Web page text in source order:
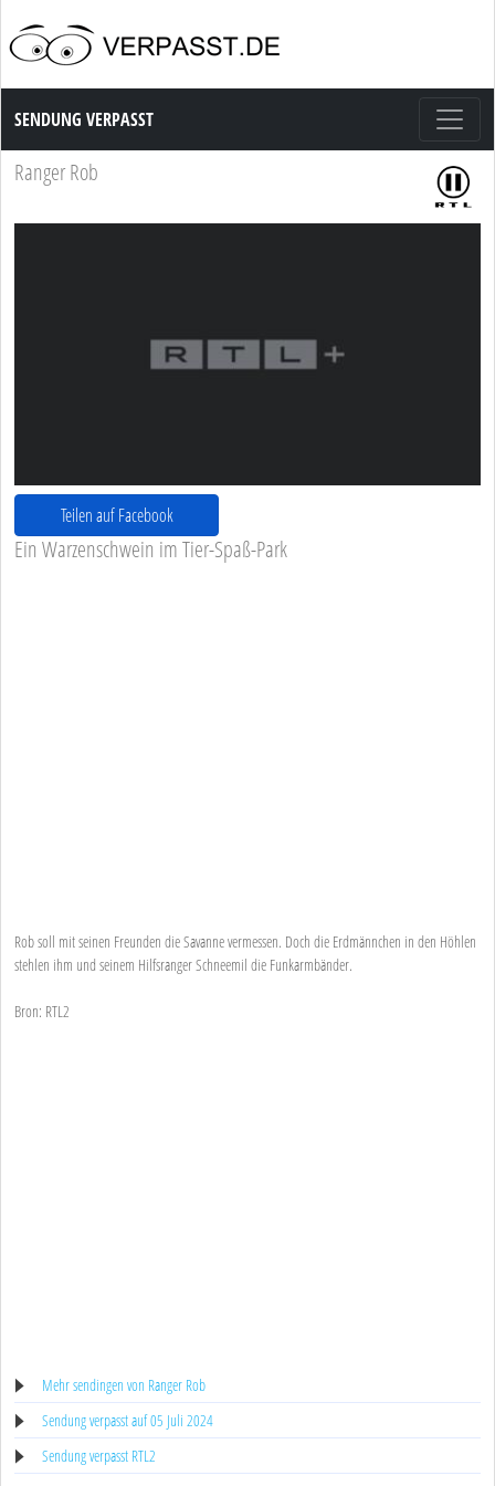
Sendung Verpasst
SENDUNG VERPASST
Ranger Rob
Teilen auf Facebook
Ein Warzenschwein im Tier-Spaß-Park
Rob soll mit seinen Freunden die Savanne vermessen. Doch die Erdmännchen in den Höhlen
stehlen ihm und seinem Hilfsranger Schneemil die Funkarmbänder.
Bron: RTL2
Mehr sendingen von Ranger Rob
Sendung verpasst auf 05 Juli 2024
Sendung verpasst RTL2